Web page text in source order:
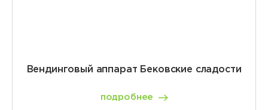
Вендинговый аппарат Бековские сладости
подробнее